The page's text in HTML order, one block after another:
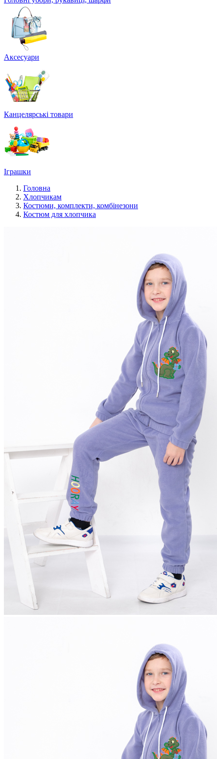
Аксесуари
Канцелярські товари
Іграшки
Головна
Хлопчикам
Костюми, комплекти, комбінезони
Костюм для хлопчика